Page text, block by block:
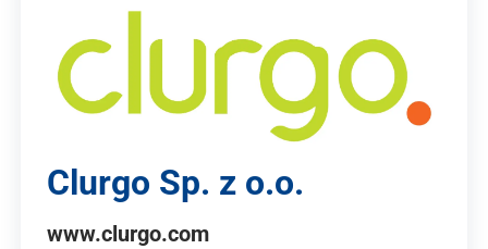
Clurgo Sp. z o.o.
www.clurgo.com